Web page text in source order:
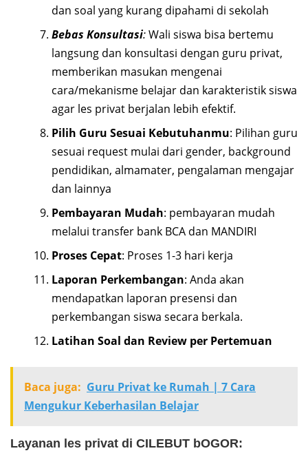
dan soal yang kurang dipahami di sekolah
Bebas Konsultasi:Wali siswa bisa bertemu
langsung dan konsultasi dengan guru privat,
memberikan masukan mengenai
cara/mekanisme belajar dan karakteristik siswa
agar les privat berjalan lebih efektif.
Pilih Guru Sesuai Kebutuhanmu: Pilihan guru
sesuai request mulai dari gender, background
pendidikan, almamater, pengalaman mengajar
dan lainnya
Pembayaran Mudah: pembayaran mudah
melalui transfer bank BCA dan MANDIRI
Proses Cepat: Proses 1-3 hari kerja
Laporan Perkembangan: Anda akan
mendapatkan laporan presensi dan
perkembangan siswa secara berkala.
Latihan Soal dan Review per Pertemuan
Baca juga: Guru Privat ke Rumah | 7 Cara
Mengukur Keberhasilan Belajar
Layanan les privat di CILEBUT bOGOR: